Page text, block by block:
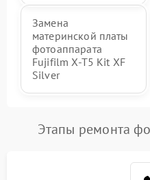
Замена
материнской платы
фотоаппарата
Fujifilm X-T5 Kit XF
Silver
Этапы ремонта